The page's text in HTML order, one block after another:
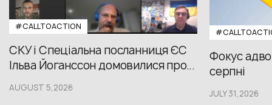
#CALLTOACTION
СКУ і Спеціальна посланниця ЄС
Ільва Йоганссон домовилися про...
AUGUST 5,2026
Фокус
серпні
JULY 31,2026